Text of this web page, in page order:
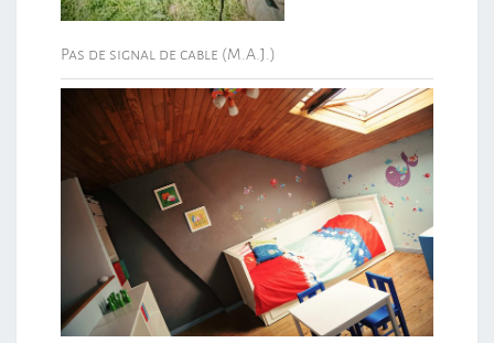
Pas de signal de cable (M.A.J.)